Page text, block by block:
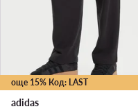
още 15% Код: LAST
adidas